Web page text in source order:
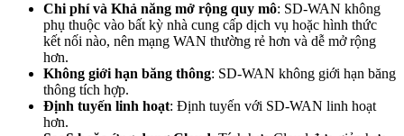
Chi phí và Khả năng mở rộng quy mô: SD-WAN không
phụ thuộc vào bất kỳ nhà cung cấp dịch vụ hoặc hình thức
kết nối nào, nên mạng WAN thường rẻ hơn và dễ mở rộng
hơn.
Không giới hạn băng thông: SD-WAN không giới hạn băng
thông tích hợp.
Định tuyến linh hoạt: Định tuyến với SD-WAN linh hoạt
hơn.